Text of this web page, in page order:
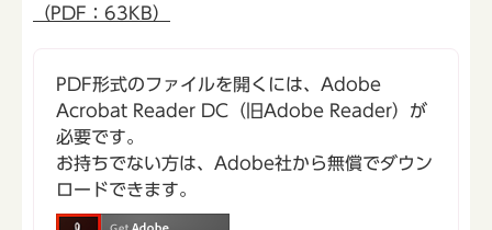
（PDF：63KB）
PDF形式のファイルを開くには、Adobe
Acrobat Reader DC（旧Adobe Reader）が
必要です。
お持ちでない方は、Adobe社から無償でダウン
ロードできます。